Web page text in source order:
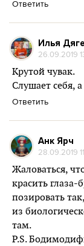
Ответить
Илья
26.09.2019
Крутой чувак.
Слушает себя,
Ответить
Анк Ярч
28.09.2019
Жаловаться,
красить глаза-
позировать
из
там.
P.S.